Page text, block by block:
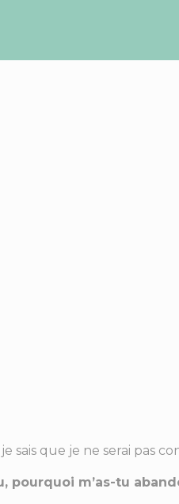
sais que je ne serai pas
pourquoi m’as-tu